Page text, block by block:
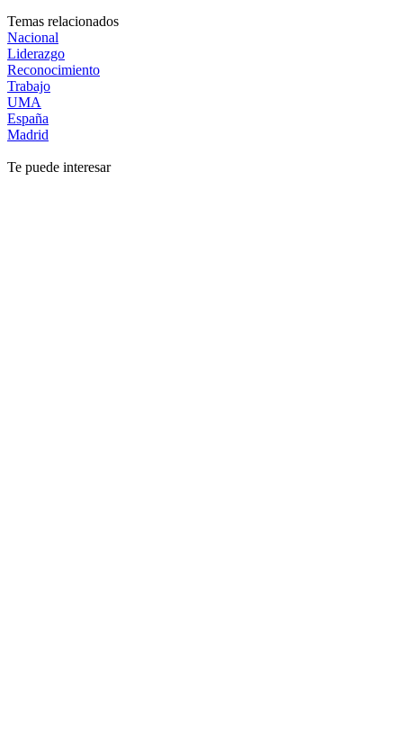
Temas relacionados
Nacional
Liderazgo
Reconocimiento
Trabajo
UMA
España
Madrid
Te puede interesar